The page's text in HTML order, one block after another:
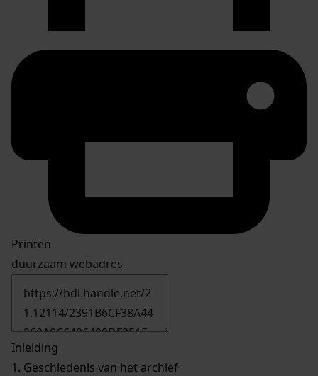
Printen
duurzaam webadres
Inleiding
1. Geschiedenis van het archief